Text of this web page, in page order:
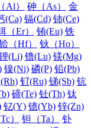
Al） 砷（As）
金
(Ca) 镉(Cd) 铈(Ce)
（Er） 铕(Eu) 铁
（Hf）
钬（Ho）
(Li) 镥(Lu) 镁(Mg)
镍(Ni) 磷(P) 铅(Pb)
钌(Ru) 锑(Sb) 钪
碲(Te) 钍(Th) 钛
钇(Y) 镱(Yb) 锌(Zn)
） 钽（Ta）
钋